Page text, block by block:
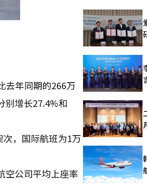
去年同期的266万
别增长27.4%和
，国际航班为1万
空公司平均上座率